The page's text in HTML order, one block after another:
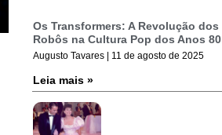
Os Transformers: A Revolução dos
Robôs na Cultura Pop dos Anos 80
Augusto Tavares 11 de agosto de 2025
Leia mais »